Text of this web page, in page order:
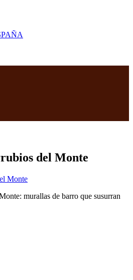
del Monte
murallas de barro que susurran